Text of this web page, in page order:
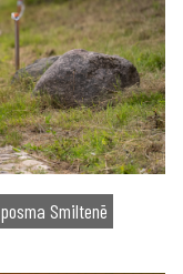
Smiltenē